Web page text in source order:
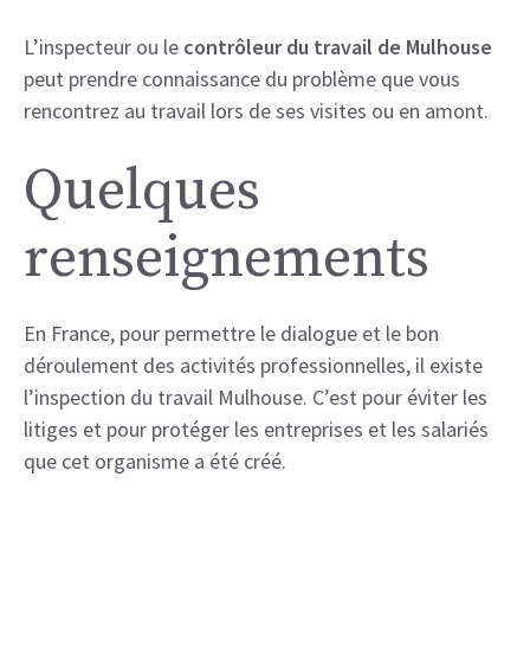
L’inspecteur ou le contrôleur du travail de Mulhouse
peut prendre connaissance du problème que vous
rencontrez au travail lors de ses visites ou en amont.
Quelques
renseignements
En France, pour permettre le dialogue et le bon
déroulement des activités professionnelles, il existe
l’inspection du travail Mulhouse. C’est pour éviter les
litiges et pour protéger les entreprises et les salariés
que cet organisme a été créé.